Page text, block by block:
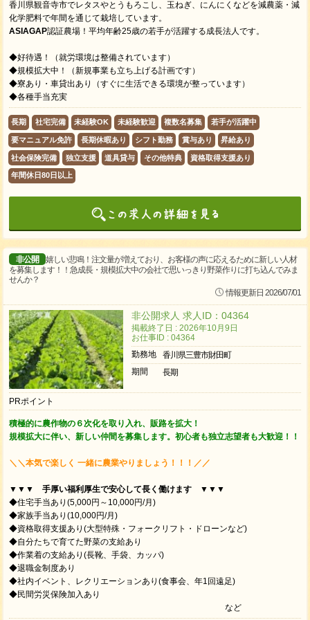
香川県観音寺市でレタスやとうもろこし、玉ねぎ、にんにくなどを減農薬・減
化学肥料で年間を通じて栽培しています。
ASIAGAP認証農場！平均年齢25歳の若手が活躍する成長法人です。
◆好待遇！（就労環境は整備されています）
◆規模拡大中！（新規事業も立ち上げる計画です）
◆寮あり・車貸出あり（すぐに生活できる環境が整っています）
◆各種手当充実
長期 社宅完備 未経験OK 未経験歓迎 複数名募集 若手が活躍中
要マニュアル免許 長期休暇あり シフト勤務 賞与あり 昇給あり
社会保険完備 独立支援 道具貸与 その他特典 資格取得支援あり
年間休日80日以上
非公開
嬉しい悲鳴！注文量が増えており、お客様の声に応えるために新しい人材
を募集します！！急成長・規模拡大中の会社で思いっきり野菜作りに打ち込んでみま
せんか？
情報更新日 2026/07/01
非公開求人 求人ID：04364
掲載終了日 : 2026年10月9日
お仕事ID : 04364
勤務地
香川県三豊市財田町
期間
長期
PRポイント
積極的に農作物の６次化を取り入れ、販路を拡大！
規模拡大に伴い、新しい仲間を募集します。初心者も独立志望者も大歓迎！！
＼＼本気で楽しく 一緒に農業やりましょう！！！／／
▼▼▼ 手厚い福利厚生で安心して長く働けます ▼▼▼
◆住宅手当あり(5,000円～10,000円/月)
◆家族手当あり(10,000円/月)
◆資格取得支援あり(大型特殊・フォークリフト・ドローンなど)
◆自分たちで育てた野菜の支給あり
◆作業着の支給あり(長靴、手袋、カッパ)
◆退職金制度あり
◆社内イベント、レクリエーションあり(食事会、年1回遠足)
◆民間労災保険加入あり
など